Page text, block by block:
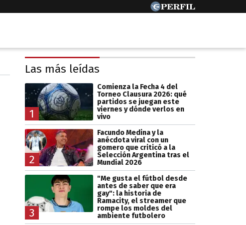
Las más leídas
1
Comienza la Fecha 4 del
Torneo Clausura 2026: qué
partidos se juegan este
viernes y dónde verlos en
vivo
2
Facundo Medina y la
anécdota viral con un
gomero que criticó a la
Selección Argentina tras el
Mundial 2026
3
"Me gusta el fútbol desde
antes de saber que era
gay": la historia de
Ramacity, el streamer que
rompe los moldes del
ambiente futbolero